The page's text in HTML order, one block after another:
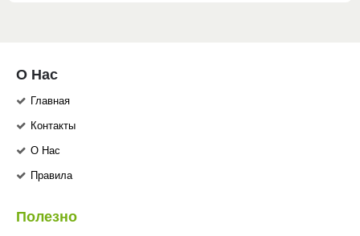
О Нас
Главная
Контакты
О Нас
Правила
Полезно